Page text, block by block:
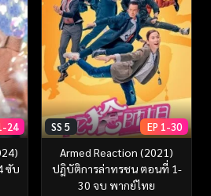
24
ซับ
SS 5 EP 1-30
Armed Reaction (2021)
ปฎิบัติการล่าทรชน ตอนที่ 1-
30 จบ พากย์ไทย